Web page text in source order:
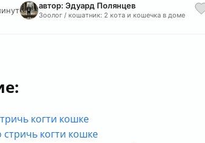
автор: Эдуард Полянцев
Зоолог / кошатник: 2 кота и кошечка в доме
когти кошке
когти кошке